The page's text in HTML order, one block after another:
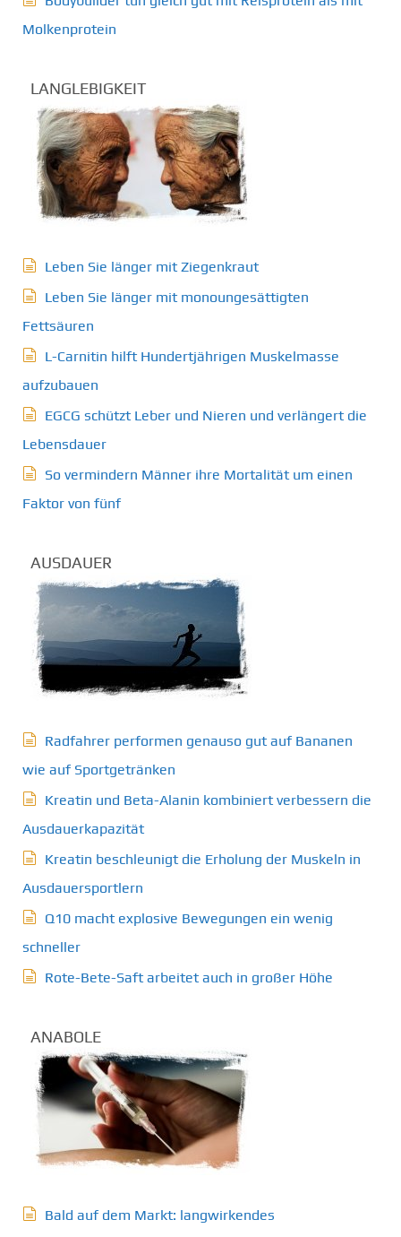
Molkenprotein
LANGLEBIGKEIT
Leben Sie länger mit Ziegenkraut
Leben Sie länger mit monoungesättigten
Fettsäuren
L-Carnitin hilft Hundertjährigen Muskelmasse
aufzubauen
EGCG schützt Leber und Nieren und verlängert die
Lebensdauer
So vermindern Männer ihre Mortalität um einen
Faktor von fünf
AUSDAUER
Radfahrer performen genauso gut auf Bananen
wie auf Sportgetränken
Kreatin und Beta-Alanin kombiniert verbessern die
Ausdauerkapazität
Kreatin beschleunigt die Erholung der Muskeln in
Ausdauersportlern
Q10 macht explosive Bewegungen ein wenig
schneller
Rote-Bete-Saft arbeitet auch in großer Höhe
ANABOLE
Bald auf dem Markt: langwirkendes